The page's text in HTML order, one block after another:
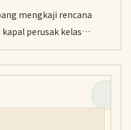
mengkaji rencana
perusak kelas
pelonggaran aturan